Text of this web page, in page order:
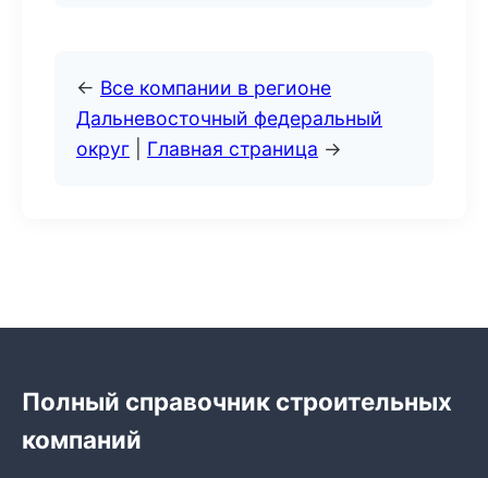
← Все компании в регионе
Дальневосточный федеральный
округ
Главная страница →
Полный справочник строительных
компаний